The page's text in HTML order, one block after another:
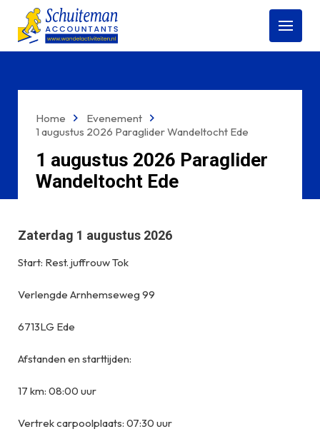
Open
menu
1 augustus 2026 Paraglider
Wandeltocht Ede
Home
Evenement
1 augustus 2026 Paraglider Wandeltocht Ede
Zaterdag 1 augustus 2026
Start: Rest. juffrouw Tok
Verlengde Arnhemseweg 99
6713LG Ede
Afstanden en starttijden:
17 km: 08:00 uur
Vertrek carpoolplaats: 07:30 uur